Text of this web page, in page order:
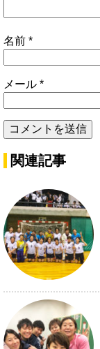
名前 *
メール *
関連記事